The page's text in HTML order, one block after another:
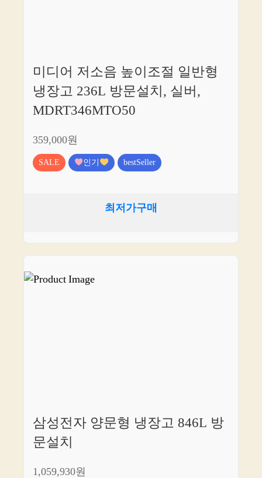
미디어 저소음 높이조절 일반형
냉장고 236L 방문설치, 실버,
MDRT346MTO50
359,000원
SALE 인기 bestSeller
최저가구매
삼성전자 양문형 냉장고 846L 방
문설치
1,059,930원